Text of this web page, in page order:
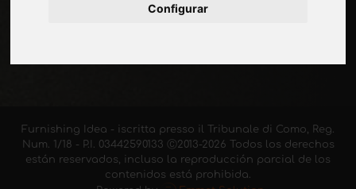
Configurar
SUSCRIBIR
Furnishing Idea - iscritta presso il Tribunale di Como, Reg.
Num. 1/18 - P.I. 03442590133 Ⓒ2013-2026 Todos los derechos
están reservados, incluso la reproducción parcial de los
contenidos está prohibida.